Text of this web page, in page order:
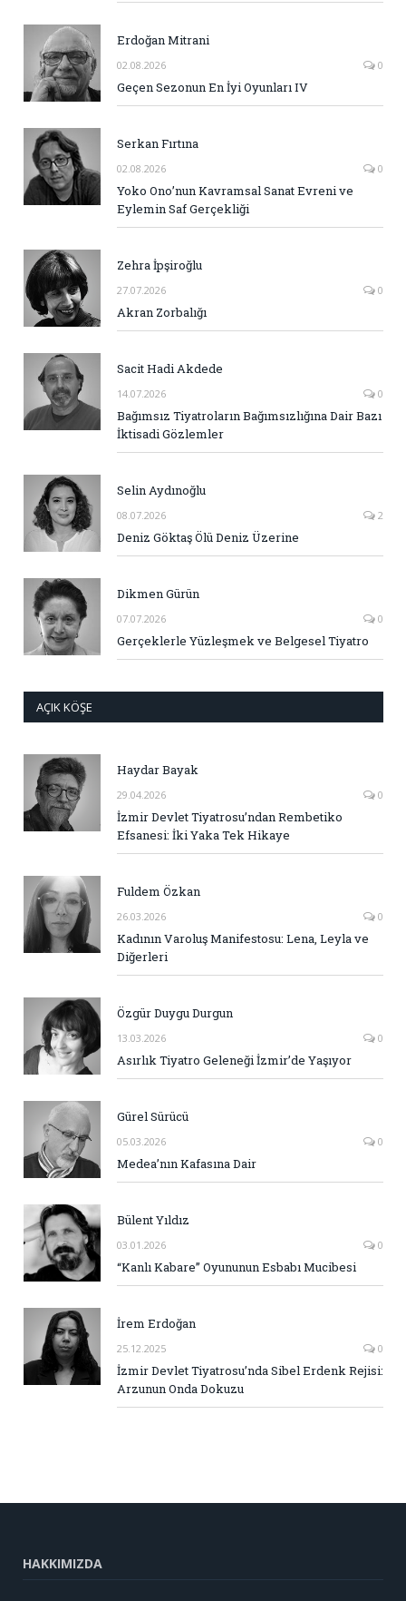
Erdoğan Mitrani
02.08.2026 0
Geçen Sezonun En İyi Oyunları IV
Serkan Fırtına
02.08.2026 0
Yoko Ono’nun Kavramsal Sanat Evreni ve
Eylemin Saf Gerçekliği
Zehra İpşiroğlu
27.07.2026 0
Akran Zorbalığı
Sacit Hadi Akdede
14.07.2026 0
Bağımsız Tiyatroların Bağımsızlığına Dair Bazı
İktisadi Gözlemler
Selin Aydınoğlu
08.07.2026 2
Deniz Göktaş Ölü Deniz Üzerine
Dikmen Gürün
07.07.2026 0
Gerçeklerle Yüzleşmek ve Belgesel Tiyatro
AÇIK KÖŞE
Haydar Bayak
29.04.2026 0
İzmir Devlet Tiyatrosu’ndan Rembetiko
Efsanesi: İki Yaka Tek Hikaye
Fuldem Özkan
26.03.2026 0
Kadının Varoluş Manifestosu: Lena, Leyla ve
Diğerleri
Özgür Duygu Durgun
13.03.2026 0
Asırlık Tiyatro Geleneği İzmir’de Yaşıyor
Gürel Sürücü
05.03.2026 0
Medea’nın Kafasına Dair
Bülent Yıldız
03.01.2026 0
“Kanlı Kabare” Oyununun Esbabı Mucibesi
İrem Erdoğan
25.12.2025 0
İzmir Devlet Tiyatrosu’nda Sibel Erdenk Rejisi:
Arzunun Onda Dokuzu
HAKKIMIZDA